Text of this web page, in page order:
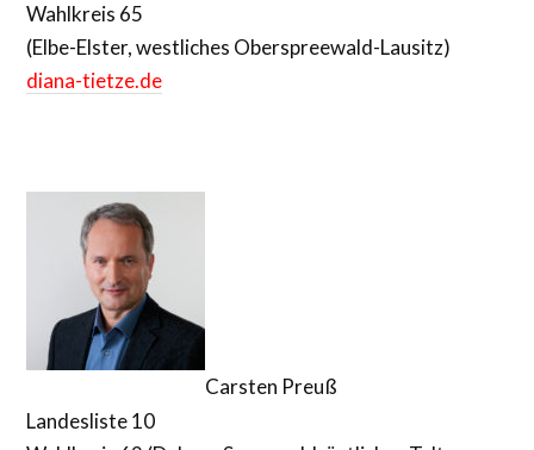
Wahlkreis 65
(Elbe-Elster, westliches Oberspreewald-Lausitz)
diana-tietze.de
Carsten Preuß
Landesliste 10